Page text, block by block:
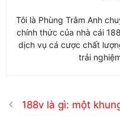
Tôi là Phùng Trâm Anh
chính thức của nhà cái
dịch vụ cá cược chất
trải
188v là gì: một